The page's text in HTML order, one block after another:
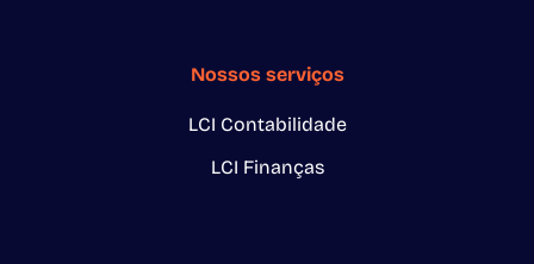
Nossos serviços
LCI Contabilidade
LCI Finanças